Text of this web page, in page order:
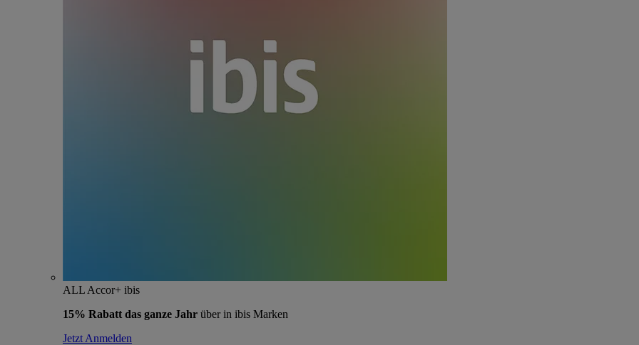
ALL Accor+ ibis
15% Rabatt das ganze Jahr über in ibis Marken
Jetzt Anmelden